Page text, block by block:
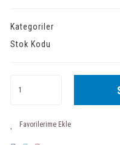
Kategoriler
Stok Kodu